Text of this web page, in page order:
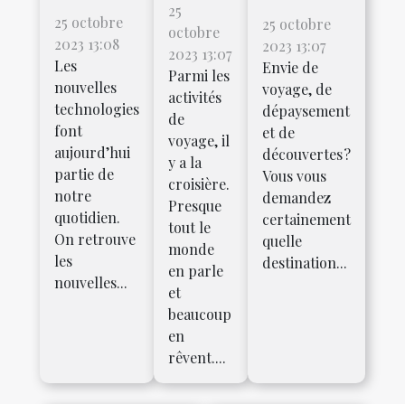
25 octobre
2023 13:08
Les
nouvelles
technologies
font
aujourd’hui
partie de
notre
quotidien.
On retrouve
les
nouvelles...
25
octobre
2023 13:07
Parmi les
activités
de
voyage, il
y a la
croisière.
Presque
tout le
monde
en parle
et
beaucoup
en
rêvent....
25 octobre
2023 13:07
Envie de
voyage, de
dépaysement
et de
découvertes ?
Vous vous
demandez
certainement
quelle
destination...